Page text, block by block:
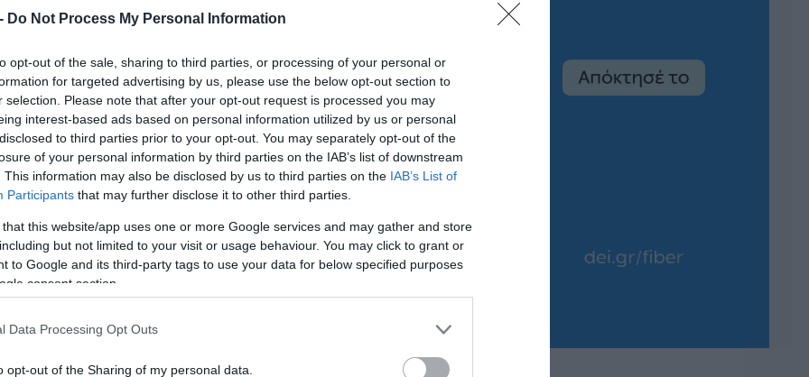
Do Not Process My Personal Information
opt-out of the sale, sharing to third parties, or processing of your personal or
for targeted advertising by us, please use the below opt-out section to
selection. Please note that after your opt-out request is processed you may
interest-based ads based on personal information utilized by us or personal
to third parties prior to your opt-out. You may separately opt-out of the
of your personal information by third parties on the IAB’s list of downstream
This information may also be disclosed by us to third parties on the IAB’s List of
Participants that may further disclose it to other third parties.
that this website/app uses one or more Google services and may gather and store
but not limited to your visit or usage behaviour. You may click to grant or
to Google and its third-party tags to use your data for below specified purposes
consent section.
Data Processing Opt Outs
opt-out of the Sharing of my personal data.